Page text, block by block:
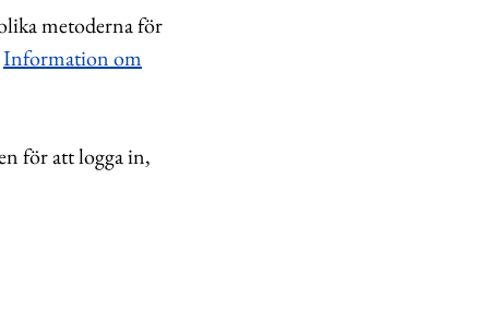
metoderna för
Information om
för att logga in,